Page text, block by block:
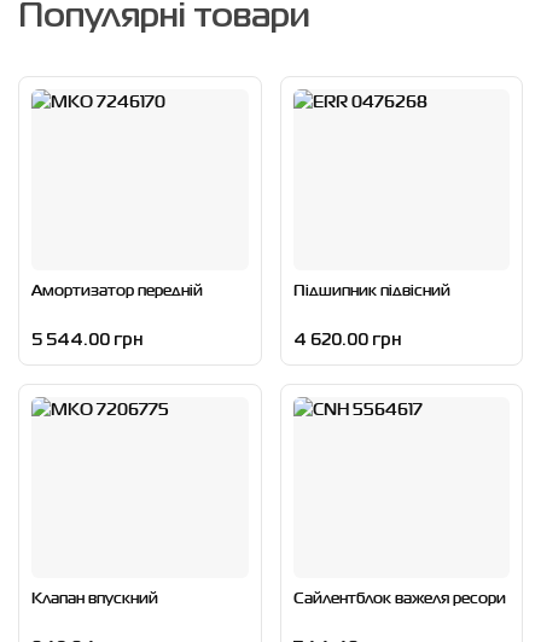
Популярні товари
Амортизатор передній
5 544.00 грн
Підшипник підвісний
4 620.00 грн
Клапан впускний Сайлентблок важеля ресори